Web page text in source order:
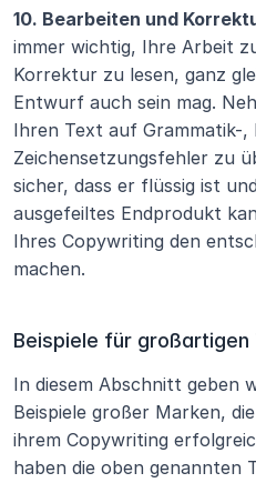
10. Bearbeiten und
immer wichtig, Ihre Arbeit
Korrektur zu lesen, ganz
Entwurf auch sein mag.
Ihren Text auf Grammatik-,
Zeichensetzungsfehler zu
sicher, dass er flüssig ist
ausgefeiltes Endprodukt
Ihres Copywriting den
machen.
Beispiele für großartigen
In diesem Abschnitt geben
Beispiele großer Marken,
ihrem Copywriting
haben die oben genannten